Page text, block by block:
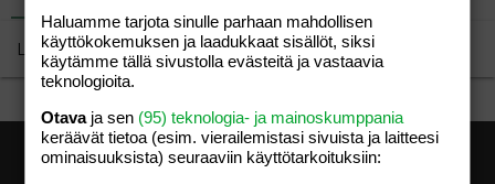
Lataa…
Haluamme tarjota sinulle parhaan mahdollisen
käyttökokemuksen ja laadukkaat sisällöt, siksi
käytämme tällä sivustolla evästeitä ja vastaavia
teknologioita.
Otavaja sen (95) teknologia- ja mainoskumppania
keräävät tietoa (esim. vierailemis­tasi sivuista ja laitteesi
ominaisuuk­sista) seuraaviin käyttötarkoituksiin: